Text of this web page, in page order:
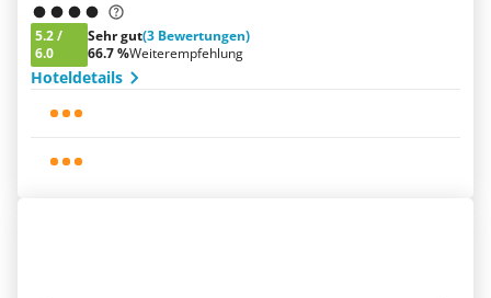
5.2/
6.0
Sehr gut(3 Bewertungen)
66.7 %Weiterempfehlung
Hoteldetails